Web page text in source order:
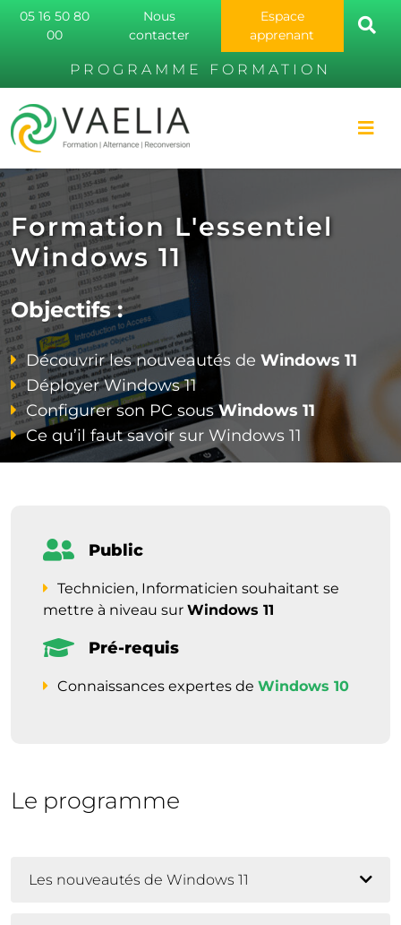
05 16 50 80
00
Nous
contacter
Espace
apprenant
PROGRAMME FORMATION
Formation L'essentiel
Windows 11
Objectifs :
Découvrir les nouveautés de Windows 11
Déployer Windows 11
Configurer son PC sousWindows 11
Ce qu’il faut savoir sur Windows 11
Public
Technicien, Informaticien souhaitant se
mettre à niveau sur Windows 11
Pré-requis
Connaissances expertes de Windows 10
Le programme
Les nouveautés de Windows 11